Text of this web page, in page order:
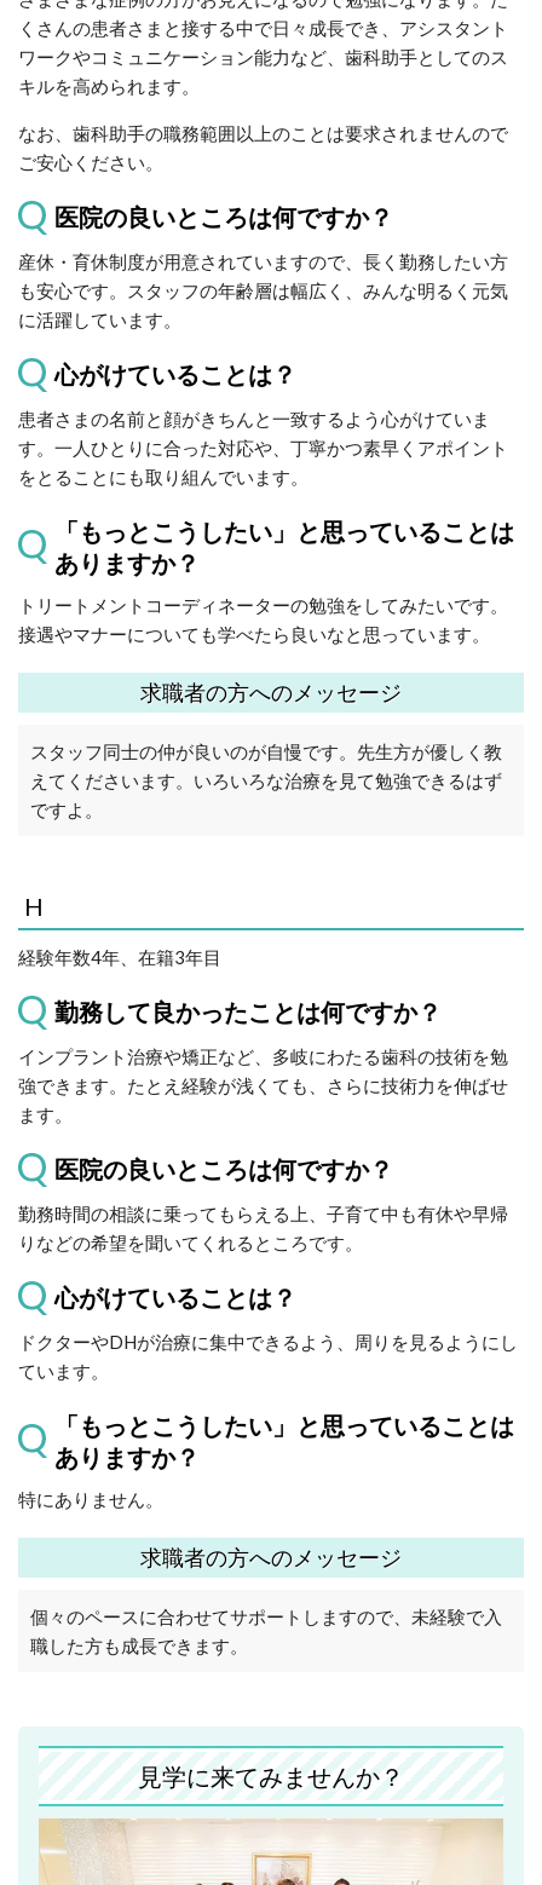
くさんの患者さまと接する中で日々成長でき、アシスタント
ワークやコミュニケーション能力など、歯科助手としてのス
キルを高められます。
なお、歯科助手の職務範囲以上のことは要求されませんので
ご安心ください。
医院の良いところは何ですか？
産休・育休制度が用意されていますので、長く勤務したい方
も安心です。スタッフの年齢層は幅広く、みんな明るく元気
に活躍しています。
心がけていることは？
患者さまの名前と顔がきちんと一致するよう心がけていま
す。一人ひとりに合った対応や、丁寧かつ素早くアポイント
をとることにも取り組んでいます。
「もっとこうしたい」と思っていることは
ありますか？
トリートメントコーディネーターの勉強をしてみたいです。
接遇やマナーについても学べたら良いなと思っています。
求職者の方へのメッセージ
スタッフ同士の仲が良いのが自慢です。先生方が優しく教
えてくださいます。いろいろな治療を見て勉強できるはず
ですよ。
H
経験年数4年、在籍3年目
勤務して良かったことは何ですか？
インプラント治療や矯正など、多岐にわたる歯科の技術を勉
強できます。たとえ経験が浅くても、さらに技術力を伸ばせ
ます。
医院の良いところは何ですか？
勤務時間の相談に乗ってもらえる上、子育て中も有休や早帰
りなどの希望を聞いてくれるところです。
心がけていることは？
ドクターやDHが治療に集中できるよう、周りを見るようにし
ています。
「もっとこうしたい」と思っていることは
ありますか？
特にありません。
求職者の方へのメッセージ
個々のペースに合わせてサポートしますので、未経験で入
職した方も成長できます。
見学に来てみませんか？